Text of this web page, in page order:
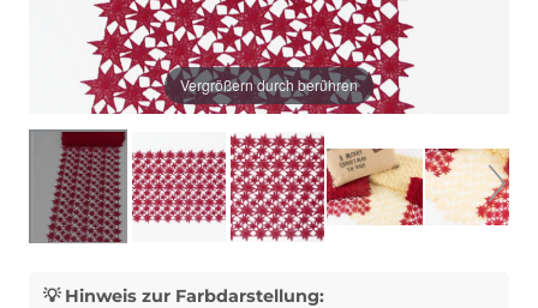
Vergrößern durch berühren
💡 Hinweis zur Farbdarstellung: